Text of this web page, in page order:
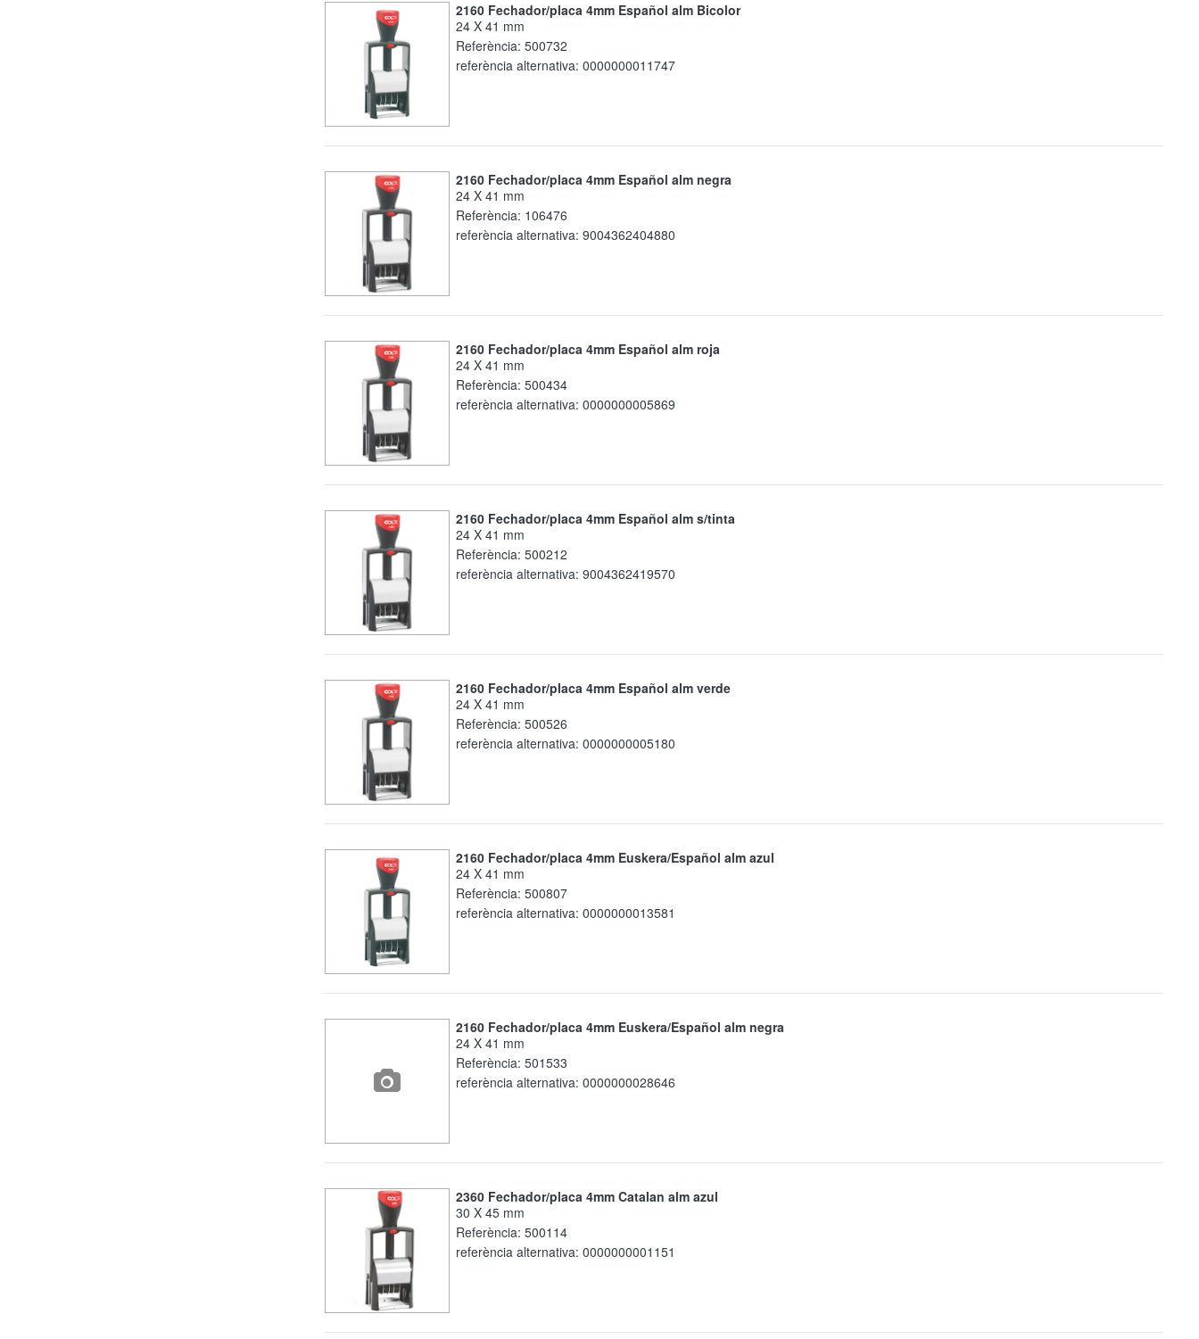
2160 Fechador/placa 4mm Español alm Bicolor
24 X 41 mm
Referència: 500732
referència alternativa: 0000000011747
2160 Fechador/placa 4mm Español alm negra
24 X 41 mm
Referència: 106476
referència alternativa: 9004362404880
2160 Fechador/placa 4mm Español alm roja
24 X 41 mm
Referència: 500434
referència alternativa: 0000000005869
2160 Fechador/placa 4mm Español alm s/tinta
24 X 41 mm
Referència: 500212
referència alternativa: 9004362419570
2160 Fechador/placa 4mm Español alm verde
24 X 41 mm
Referència: 500526
referència alternativa: 0000000005180
2160 Fechador/placa 4mm Euskera/Español alm azul
24 X 41 mm
Referència: 500807
referència alternativa: 0000000013581
2160 Fechador/placa 4mm Euskera/Español alm negra
24 X 41 mm
Referència: 501533
referència alternativa: 0000000028646
2360 Fechador/placa 4mm Catalan alm azul
30 X 45 mm
Referència: 500114
referència alternativa: 0000000001151